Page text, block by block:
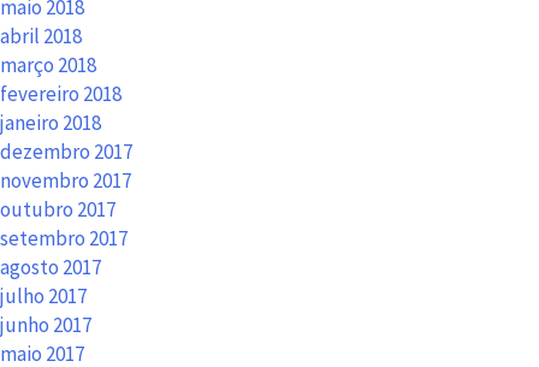
maio 2018
abril 2018
março 2018
fevereiro 2018
janeiro 2018
dezembro 2017
novembro 2017
outubro 2017
setembro 2017
agosto 2017
julho 2017
junho 2017
maio 2017